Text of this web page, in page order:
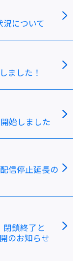
況について
ました！
始しました
信停止延長の
閉鎖終了と
のお知らせ